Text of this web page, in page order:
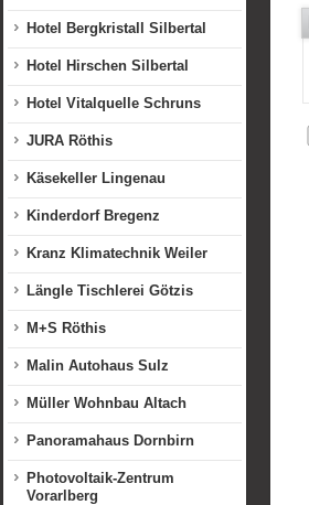
Hotel Bergkristall Silbertal
Hotel Hirschen Silbertal
Hotel Vitalquelle Schruns
JURA Röthis
Käsekeller Lingenau
Kinderdorf Bregenz
Kranz Klimatechnik Weiler
Längle Tischlerei Götzis
M+S Röthis
Malin Autohaus Sulz
Müller Wohnbau Altach
Panoramahaus Dornbirn
Photovoltaik-Zentrum
Vorarlberg